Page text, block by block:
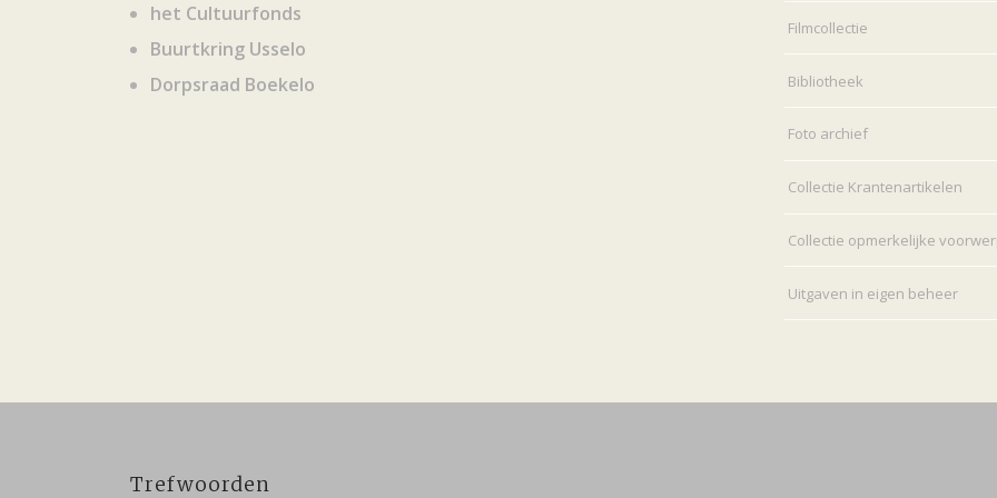
het Cultuurfonds
Buurtkring Usselo
Dorpsraad Boekelo
Filmcollectie
Bibliotheek
Foto archief
Collectie Krantenartikelen
Collectie opmerkelijke
Uitgaven in eigen beheer
Trefwoorden